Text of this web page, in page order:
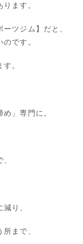
ます。
ツジム】だと、
です。
。
」専門に。
り、
まで、